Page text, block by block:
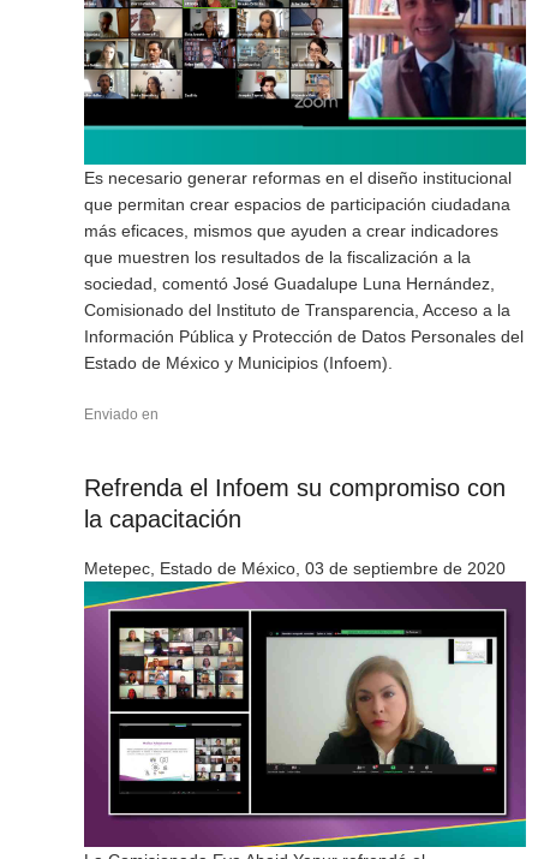
Es necesario generar reformas en el diseño institucional
que permitan crear espacios de participación ciudadana
más eficaces, mismos que ayuden a crear indicadores
que muestren los resultados de la fiscalización a la
sociedad, comentó José Guadalupe Luna Hernández,
Comisionado del Instituto de Transparencia, Acceso a la
Información Pública y Protección de Datos Personales del
Estado de México y Municipios (Infoem).
Enviado en
Refrenda el Infoem su compromiso con
la capacitación
Metepec, Estado de México, 03 de septiembre de 2020